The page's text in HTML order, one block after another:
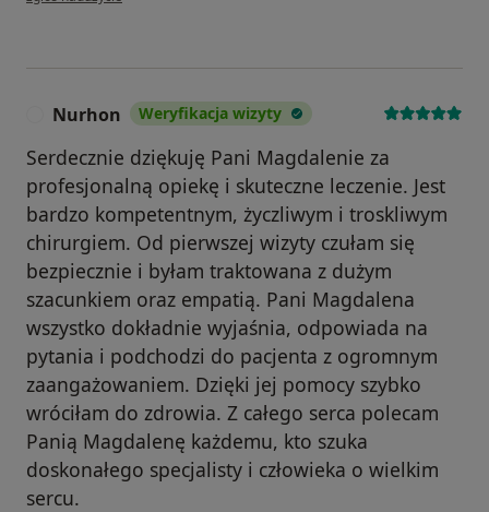
Nurhon Weryfikacja wizyty
Serdecznie dziękuję Pani Magdalenie za
profesjonalną opiekę i skuteczne leczenie. Jest
bardzo kompetentnym, życzliwym i troskliwym
chirurgiem. Od pierwszej wizyty czułam się
bezpiecznie i byłam traktowana z dużym
szacunkiem oraz empatią. Pani Magdalena
wszystko dokładnie wyjaśnia, odpowiada na
pytania i podchodzi do pacjenta z ogromnym
zaangażowaniem. Dzięki jej pomocy szybko
wróciłam do zdrowia. Z całego serca polecam
Panią Magdalenę każdemu, kto szuka
doskonałego specjalisty i człowieka o wielkim
sercu.